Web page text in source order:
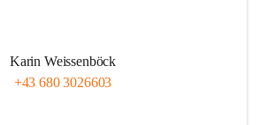
Karin Weissenböck
+43 680 3026603